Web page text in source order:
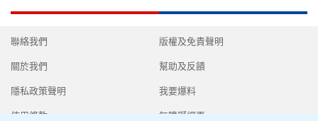
聯絡我們
關於我們
隱私政策聲明
使用條款
版權及免責聲明
幫助及反饋
我要爆料
無障礙網頁